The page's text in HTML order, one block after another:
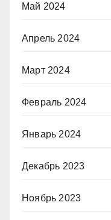
Май 2024
Апрель 2024
Март 2024
Февраль 2024
Январь 2024
Декабрь 2023
Ноябрь 2023